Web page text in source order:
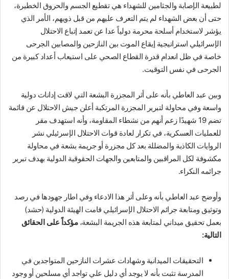
لطبيعة الإصابة والجثامين للشهداء هي تقطيع الجسم والحروق الخطيرة،
حتى أن بعض الشهداء لم يتم التعرف عليهم من قبل ذويهم، الأمر الذي
يؤشر لاستخدام أسلحة محرمة دولياً عدا عن تعمد إتباع الاحتلال
الإسرائيلي استراتيجية إيقاع الموت بين النازحين والمصابين الجرحى
خاصة في ظل انعدام قدرة القطاع الصحي على استيعاب أعداد كبيرة من
الجرحى في نفس التوقيت.
وبين عبد العاطي بأنه على أثر المجزرة البشعة التي لاقت إدانات دولية
واسعة وفي محاولة لتبرير المجزرة المرتكبة أعلن جيش الاحتلال عن قائمة
تضم 19 شهيدًا زعم أنهم من نشطاء المقاومة، وأنه استهدف مقر
للعمليات العسكرية، في تكرار لعادة قوات الاحتلال الإسرئيلي نشر
الروايات الكاذبة والمضللة بعد كل مجزرة أو جريمة بشعة في محاولة
مكشوفة لكل المراقبين والمتابعين والجهات الحقوقية الدولية بهدف تبرير
جرائمه النكراء.
وأوضح عبد العاطي بأنه وعلى أثر هذا الادعاء وفي اطار جهودها في رصد
وتوثيق ومتابعة جرائم الاحتلال الإسرائيلي قامت الهيئة الدولية (حشد)
بعمل تحقيق ميداني لمتابعة هذه الجريمة البشعة،مؤكداً على الحقائق
التالية:
التحقيقات الميدانية وشهادات عشرات النازحين المتواجدين في
المدرسة تثبت بأنه لا يوجد أي دليل علي تواجد أي مسلحين أو وجود